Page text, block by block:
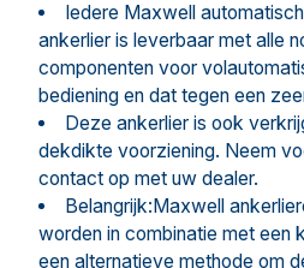
Iedere Maxwell
ankerlier is leverbaar met alle
componenten voor
bediening en dat tegen een
Deze ankerlier is ook
dekdikte voorziening. Neem
contact op met uw dealer.
Belangrijk:Maxwell
worden in combinatie met een
een alternatieve methode om